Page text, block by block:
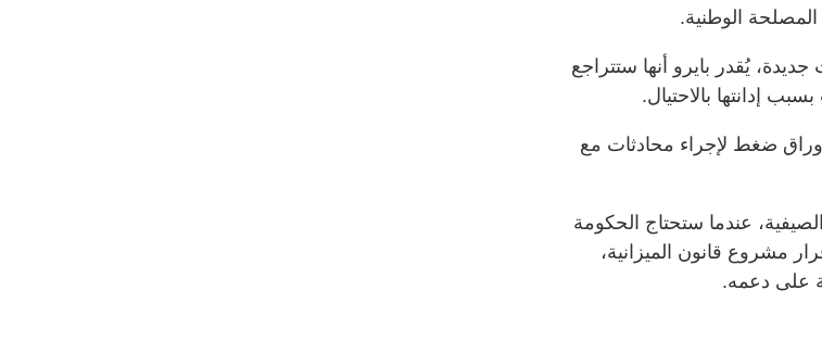
الوطنية.
يُقدر بايرو أنها ستتراجع
إدانتها بالاحتيال.
ضغط لإجراء محادثات مع
عندما ستحتاج الحكومة
مشروع قانون الميزانية،
على دعمه.